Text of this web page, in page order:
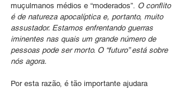
muçulmanos médios e “moderados”. O conflito
é de natureza apocalíptica e, portanto, muito
assustador. Estamos enfrentando guerras
iminentes nas quais um grande número de
pessoas pode ser morto. O “futuro” está sobre
nós agora.
Por esta razão, é tão importante ajudara